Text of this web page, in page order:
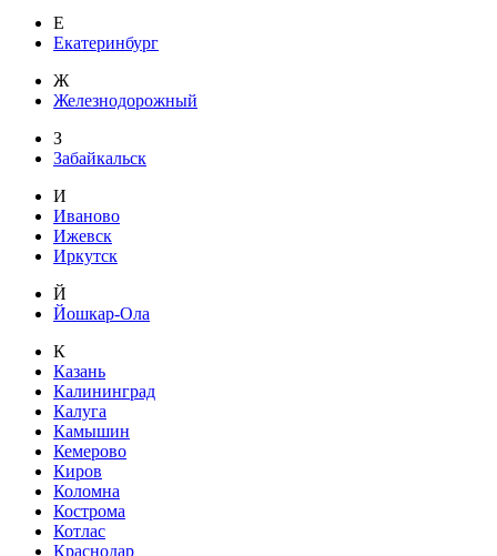
Е
Екатеринбург
Ж
Железнодорожный
З
Забайкальск
И
Иваново
Ижевск
Иркутск
Й
Йошкар-Ола
К
Казань
Калининград
Калуга
Камышин
Кемерово
Киров
Коломна
Кострома
Котлас
Краснодар